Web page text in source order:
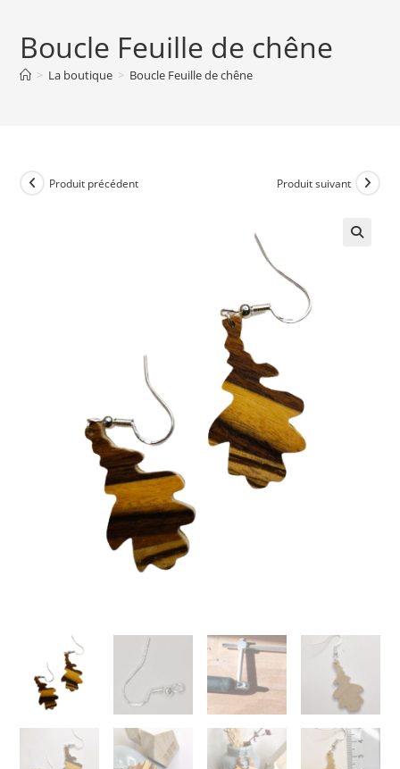
Boucle Feuille de chêne
> La boutique > Boucle Feuille de chêne
Produit précédent Produit suivant